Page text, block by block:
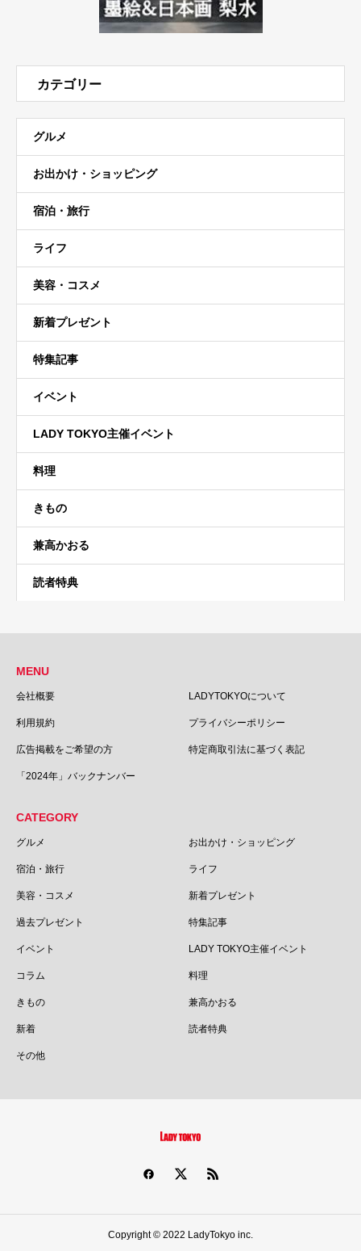
カテゴリー
グルメ
お出かけ・ショッピング
宿泊・旅行
ライフ
美容・コスメ
新着プレゼント
特集記事
イベント
LADY TOKYO主催イベント
料理
きもの
兼高かおる
読者特典
MENU
会社概要 LADYTOKYOについて
利用規約 プライバシーポリシー
広告掲載をご希望の方 特定商取引法に基づく表記
「2024年」バックナンバー
CATEGORY
グルメ お出かけ・ショッピング
宿泊・旅行 ライフ
美容・コスメ 新着プレゼント
過去プレゼント 特集記事
イベント LADY TOKYO主催イベント
コラム 料理
きもの 兼高かおる
新着 読者特典
その他
Copyright © 2022 LadyTokyo inc.